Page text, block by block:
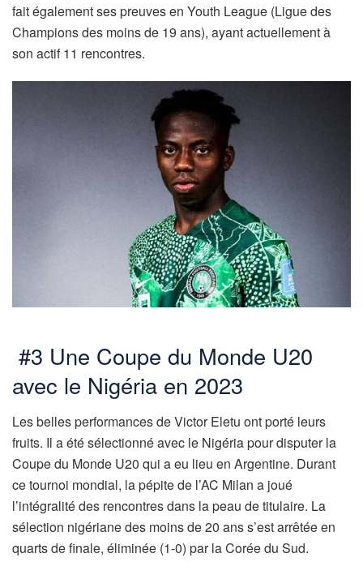
fait également ses preuves en Youth League (Ligue des
Champions des moins de 19 ans), ayant actuellement à
son actif 11 rencontres.
#3 Une Coupe du Monde U20
avec le Nigéria en 2023
Les belles performances de Victor Eletu ont porté leurs
fruits. Il a été sélectionné avec le Nigéria pour disputer la
Coupe du Monde U20 qui a eu lieu en Argentine. Durant
ce tournoi mondial, la pépite de l’AC Milan a joué
l’intégralité des rencontres dans la peau de titulaire. La
sélection nigériane des moins de 20 ans s’est arrêtée en
quarts de finale, éliminée (1-0) par la Corée du Sud.